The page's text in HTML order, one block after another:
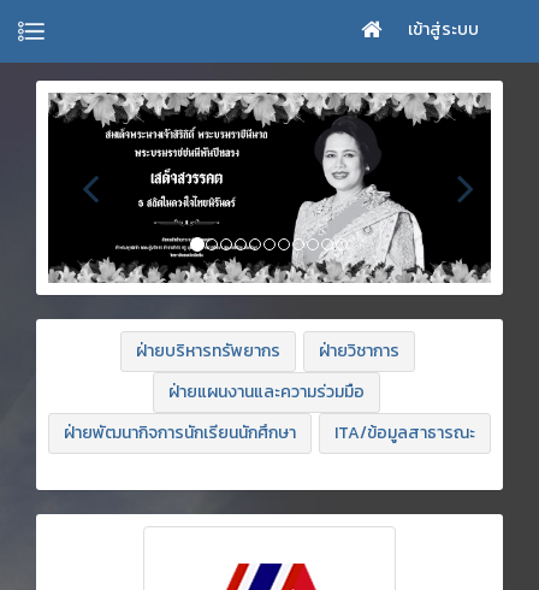
เข้าสู่ระบบ
ฝ่ายบริหารทรัพยากร
ฝ่ายวิชาการ
ฝ่ายแผนงานและความร่วมมือ
ฝ่ายพัฒนากิจการนักเรียนนักศึกษา
ITA/ข้อมูลสาธารณะ